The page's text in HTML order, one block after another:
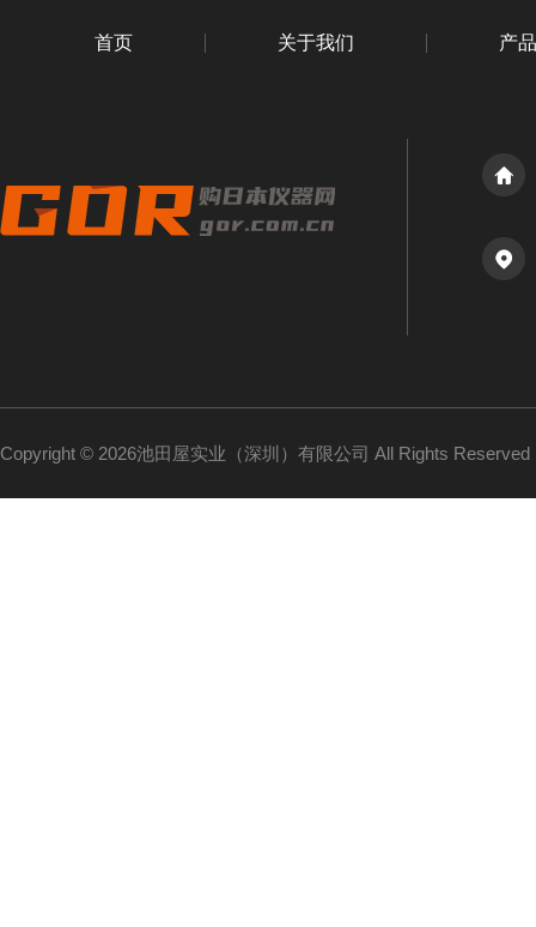
首页 关于我们 产
Copyright © 2026池田屋实业（深圳）有限公司 All Rights